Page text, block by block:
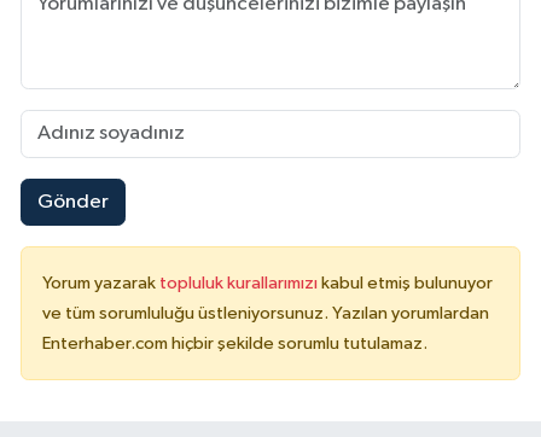
Gönder
Yorum yazarak topluluk kurallarımızı kabul etmiş bulunuyor
ve tüm sorumluluğu üstleniyorsunuz. Yazılan yorumlardan
Enterhaber.com hiçbir şekilde sorumlu tutulamaz.